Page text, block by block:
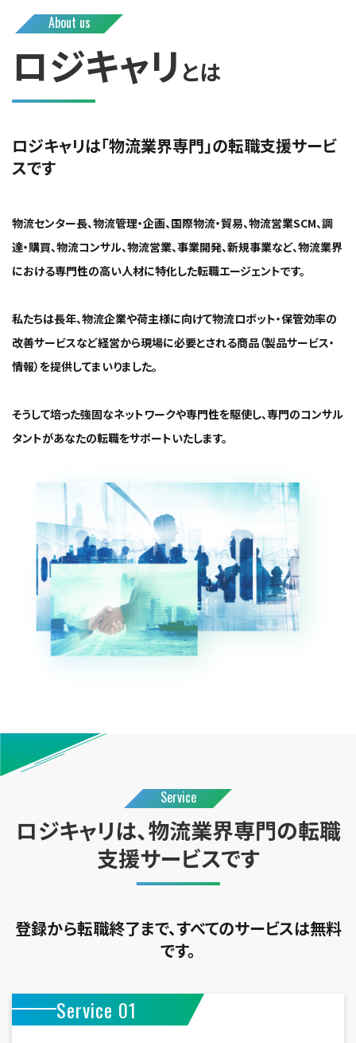
About us
ロジキャリ とは
ロジキャリは「物流業界専門」の転職支援サービ
スです
物流センター長、物流管理・企画、国際物流・貿易、物流営業SCM、調
達・購買、物流コンサル、物流営業、事業開発、新規事業など、物流業界
における専門性の高い人材に特化した転職エージェントです。
私たちは長年、物流企業や荷主様に向けて物流ロボット・保管効率の
改善サービスなど経営から現場に必要とされる商品（製品サービス・
情報）を提供してまいりました。
そうして培った強固なネットワークや専門性を駆使し、専門のコンサル
タントがあなたの転職をサポートいたします。
Service
ロジキャリは、物流業界専門の転職
支援サービスです
登録から転職終了まで、すべてのサービスは無料
です。
Service 01